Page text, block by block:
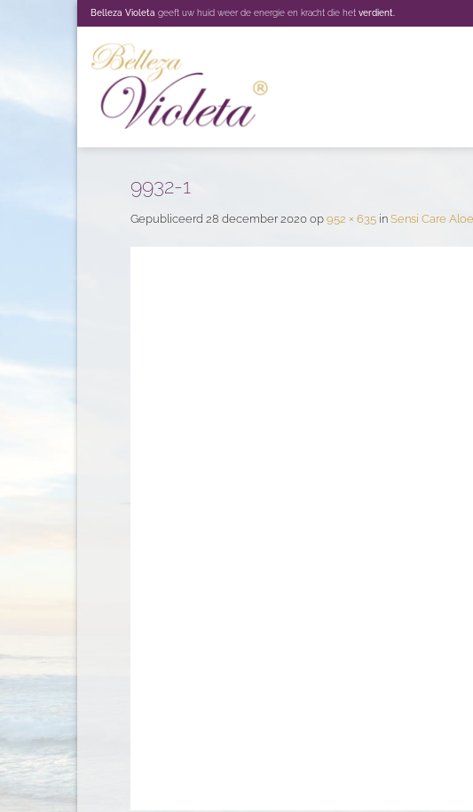
naar
inhoud
Belleza Violeta geeft uw huid weer de energie en kracht die het verdient.
9932-1
Gepubliceerd28 december 2020op952 × 635 inSensi Care